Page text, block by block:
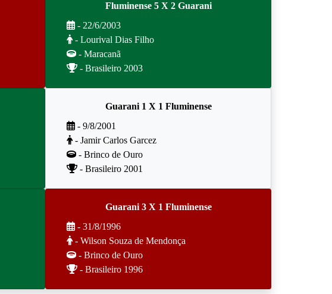
Fluminense 5 X 2 Guarani
- 22/6/2003
- Lourival Dias Filho
- Maracanã
- Brasileiro 2003
Guarani 1 X 1 Fluminense
- 9/8/2001
- Jamir Carlos Garcez
- Brinco de Ouro
- Brasileiro 2001
Guarani 3 X 1 Fluminense
- 31/8/1996
- Wilson Souza de Mendonça
- Brinco de Ouro
- Brasileiro 1996